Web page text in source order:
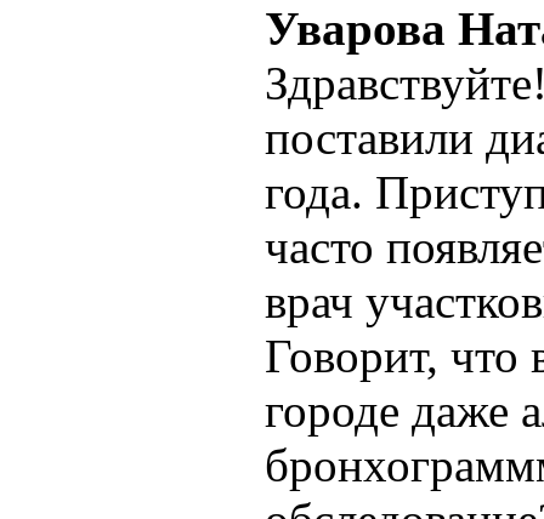
Уварова
поставили
года.
часто
врач
Говорит, что
городе даже